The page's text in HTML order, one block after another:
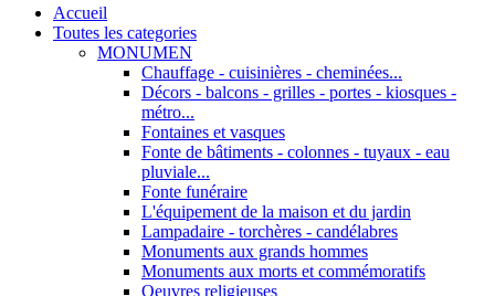
Accueil
Toutes les categories
MONUMEN
Chauffage - cuisinières - cheminées...
Décors - balcons - grilles - portes - kiosques -
métro...
Fontaines et vasques
Fonte de bâtiments - colonnes - tuyaux - eau
pluviale...
Fonte funéraire
L'équipement de la maison et du jardin
Lampadaire - torchères - candélabres
Monuments aux grands hommes
Monuments aux morts et commémoratifs
Oeuvres religieuses